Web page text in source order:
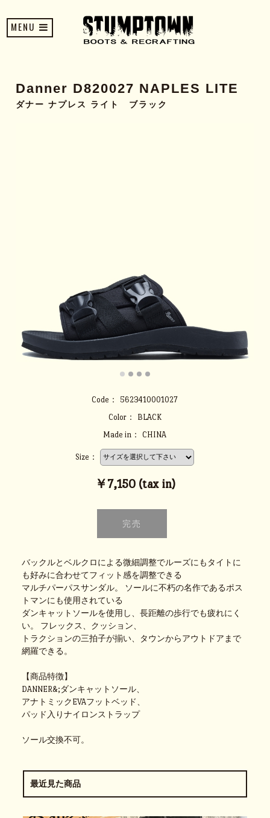
MENU
Danner D820027 NAPLES LITE
ダナー ナプレス ライト ブラック
Code：
5623410001027
Color：
BLACK
Made in：
CHINA
Size：
￥7,150 (tax in)
バックルとベルクロによる微細調整でルーズにもタイトに
も好みに合わせてフィット感を調整できる
マルチパーパスサンダル。 ソールに不朽の名作であるポス
トマンにも使用されている
ダンキャットソールを使用し、長距離の歩行でも疲れにく
い。 フレックス、クッション、
トラクションの三拍子が揃い、タウンからアウトドアまで
網羅できる。
【商品特徴】
DANNER&;ダンキャットソール、
アナトミックEVAフットベッド、
パッド入りナイロンストラップ
ソール交換不可。
最近見た商品